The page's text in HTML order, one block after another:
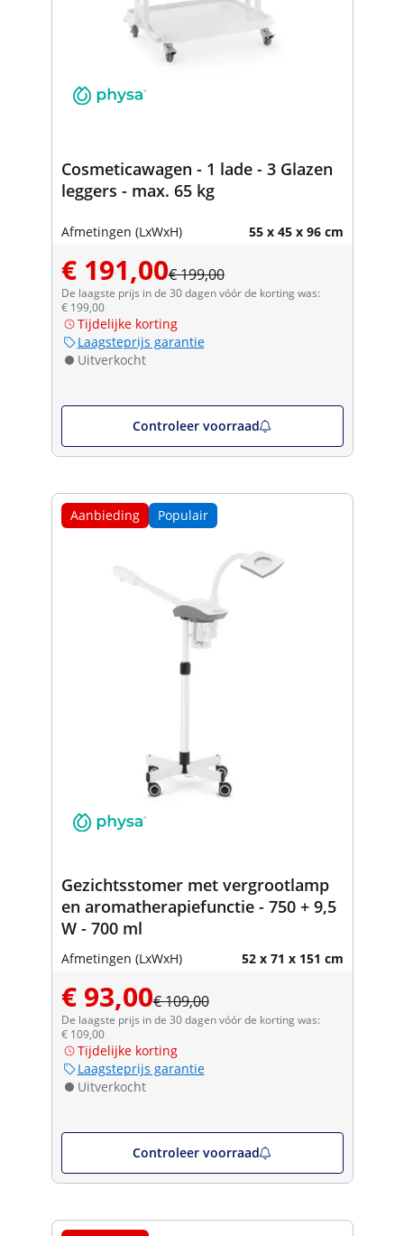
Cosmeticawagen - 1 lade - 3 Glazen
leggers - max. 65 kg
Afmetingen (LxWxH) 55 x 45 x 96 cm
€ 191,00€ 199,00
De laagste prijs in de 30 dagen vóór de korting was:
€ 199,00
Tijdelijke korting
Laagsteprijs garantie
Uitverkocht
Controleer voorraad
Aanbieding Populair
Gezichtsstomer met vergrootlamp
en aromatherapiefunctie - 750 + 9,5
W - 700 ml
Afmetingen (LxWxH) 52 x 71 x 151 cm
€ 93,00€ 109,00
De laagste prijs in de 30 dagen vóór de korting was:
€ 109,00
Tijdelijke korting
Laagsteprijs garantie
Uitverkocht
Controleer voorraad